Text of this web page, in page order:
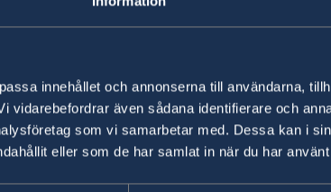
innehållet och annonserna till användarna,
vidarebefordrar även sådana identifierare och
som vi samarbetar med. Dessa kan i
eller som de har samlat in när du har
blev också året med en ny regional
Oceanien. Även här kan vi nu äntligen
Strategins
jämställdhet och miljö- och klimat
frågor. De närmaste åren och fram
viktiga i Asien, och därmed också för
till ett mer hållbart globalt